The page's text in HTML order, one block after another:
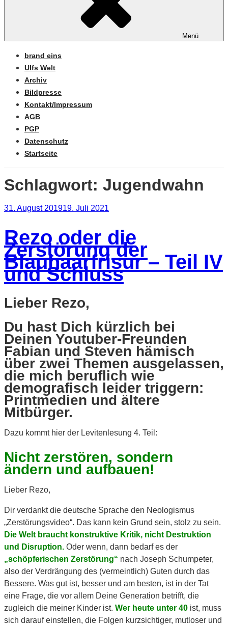
Menü
brand eins
Ulfs Welt
Archiv
Bildpresse
Kontakt/Impressum
AGB
PGP
Datenschutz
Startseite
Schlagwort: Jugendwahn
Veröffentlicht
31. August 201919. Juli 2021
Rezo oder die
Zerstörung der
Blauhaarfrisur – Teil IV
und Schluss
Lieber Rezo,
Du hast Dich kürzlich bei
Deinen Youtuber-Freunden
Fabian und Steven hämisch
über zwei Themen ausgelassen,
die mich beruflich wie
demografisch leider triggern:
Printmedien und ältere
Mitbürger.
Dazu kommt hier der Levitenlesung 4. Teil:
Nicht zerstören, sondern
ändern und aufbauen!
Lieber Rezo,
Dir verdankt die deutsche Sprache den Neologismus
„Zerstörungsvideo“. Das kann kein Grund sein, stolz zu sein.
Die Welt braucht konstruktive Kritik, nicht Destruktion
und Disruption. Oder wenn, dann bedarf es der
„schöpferischen Zerstörung“ nach Joseph Schumpeter,
also der Verdrängung des (vermeintlich) Guten durch das
Bessere. Was gut ist, besser und am besten, ist in der Tat
eine Frage, die vor allem Deine Generation betrifft, die
zugleich die meiner Kinder ist. Wer heute unter 40 ist, muss
sich darauf einstellen, die Folgen kurzsichtiger, mutloser und